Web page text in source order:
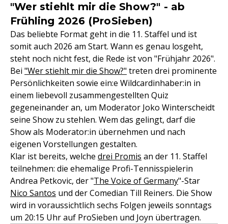
"Wer stiehlt mir die Show?" - ab
Frühling 2026 (ProSieben)
Das beliebte Format geht in die 11. Staffel und ist
somit auch 2026 am Start. Wann es genau losgeht,
steht noch nicht fest, die Rede ist von "Frühjahr 2026".
Bei "Wer stiehlt mir die Show?" treten drei prominente
Persönlichkeiten sowie ein:e Wildcardinhaber:in in
einem liebevoll zusammengestellten Quiz
gegeneinander an, um Moderator Joko Winterscheidt
seine Show zu stehlen. Wem das gelingt, darf die
Show als Moderator:in übernehmen und nach
eigenen Vorstellungen gestalten.
Klar ist bereits, welche drei Promis an der 11. Staffel
teilnehmen: die ehemalige Profi-Tennisspielerin
Andrea Petkovic, der "The Voice of Germany"-Star
Nico Santos und der Comedian Till Reiners. Die Show
wird in voraussichtlich sechs Folgen jeweils sonntags
um 20:15 Uhr auf ProSieben und Joyn übertragen.